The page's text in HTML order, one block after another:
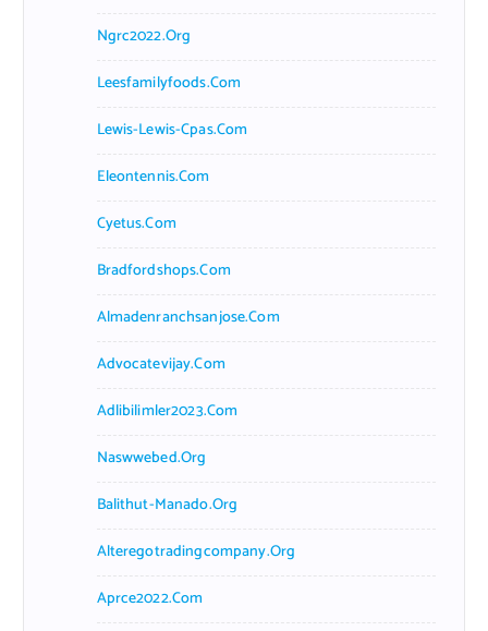
Ngrc2022.org
Leesfamilyfoods.com
Lewis-Lewis-Cpas.com
Eleontennis.com
Cyetus.com
Bradfordshops.com
Almadenranchsanjose.com
Advocatevijay.com
Adlibilimler2023.com
Naswwebed.org
Balithut-Manado.org
Alteregotradingcompany.org
Aprce2022.com